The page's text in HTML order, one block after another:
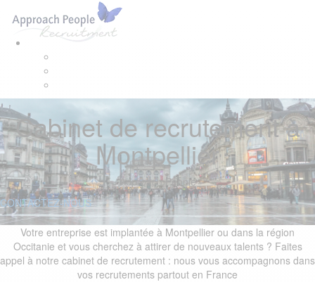
links
navigation
Cabinet de recrutement à
Montpellier
Approach People
CONTACTEZ-NOUS
Votre entreprise est implantée à Montpellier ou dans la région
Occitanie et vous cherchez à attirer de nouveaux talents ? Faites
appel à notre cabinet de recrutement : nous vous accompagnons dans
vos recrutements partout en France